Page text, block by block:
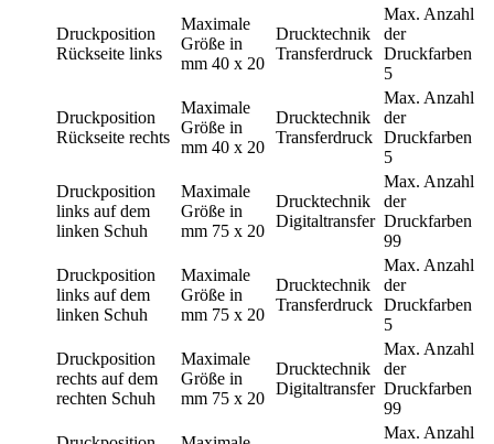
Druckposition
Rückseite links
Maximale
Größe in
mm 40 x 20
Drucktechnik
Transferdruck
Max. Anzahl
der
Druckfarben
5
Druckposition
Rückseite rechts
Maximale
Größe in
mm 40 x 20
Drucktechnik
Transferdruck
Max. Anzahl
der
Druckfarben
5
Druckposition
links auf dem
linken Schuh
Maximale
Größe in
mm 75 x 20
Drucktechnik
Digitaltransfer
Max. Anzahl
der
Druckfarben
99
Druckposition
links auf dem
linken Schuh
Maximale
Größe in
mm 75 x 20
Drucktechnik
Transferdruck
Max. Anzahl
der
Druckfarben
5
Druckposition
rechts auf dem
rechten Schuh
Maximale
Größe in
mm 75 x 20
Drucktechnik
Digitaltransfer
Max. Anzahl
der
Druckfarben
99
Max. Anzahl